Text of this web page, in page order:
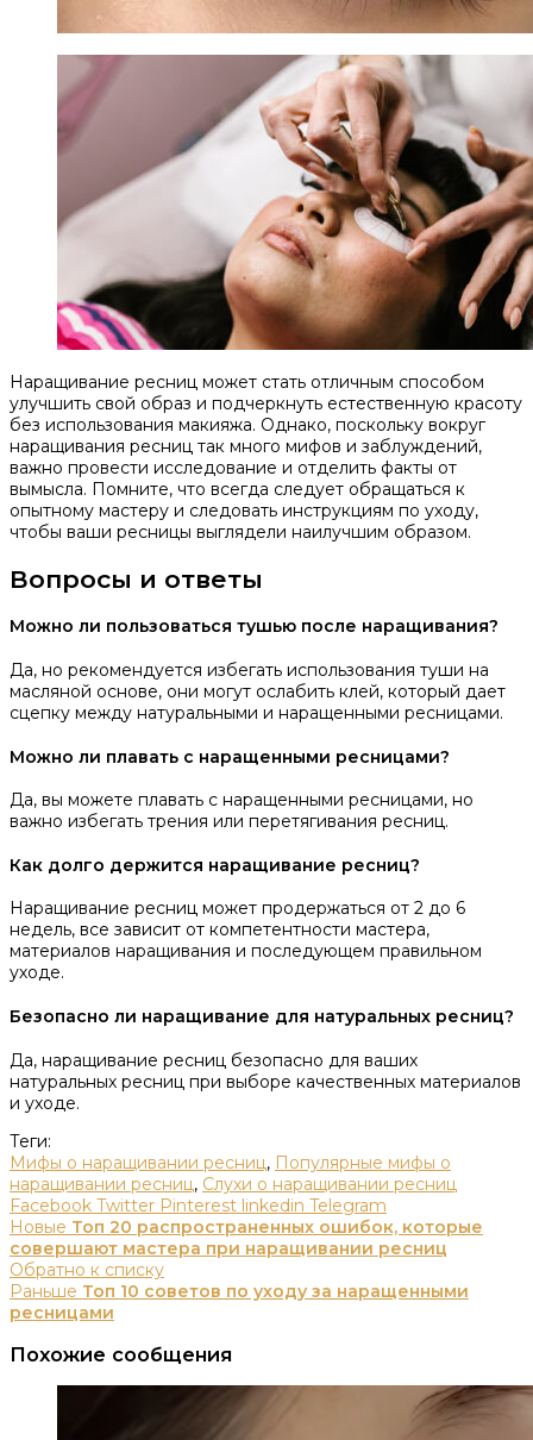
Наращивание ресниц может стать отличным способом
улучшить свой образ и подчеркнуть естественную красоту
без использования макияжа. Однако, поскольку вокруг
наращивания ресниц так много мифов и заблуждений,
важно провести исследование и отделить факты от
вымысла. Помните, что всегда следует обращаться к
опытному мастеру и следовать инструкциям по уходу,
чтобы ваши ресницы выглядели наилучшим образом.
Вопросы и ответы
Можно ли пользоваться тушью после наращивания?
Да, но рекомендуется избегать использования туши на
масляной основе, они могут ослабить клей, который дает
сцепку между натуральными и наращенными ресницами.
Можно ли плавать с наращенными ресницами?
Да, вы можете плавать с наращенными ресницами, но
важно избегать трения или перетягивания ресниц.
Как долго держится наращивание ресниц?
Наращивание ресниц может продержаться от 2 до 6
недель, все зависит от компетентности мастера,
материалов наращивания и последующем правильном
уходе.
Безопасно ли наращивание для натуральных ресниц?
Да, наращивание ресниц безопасно для ваших
натуральных ресниц при выборе качественных материалов
и уходе.
Теги:
Мифы о наращивании ресниц, Популярные мифы о
наращивании ресниц, Слухи о наращивании ресниц
Facebook Twitter Pinterest linkedin Telegram
Новые Топ 20 распространенных ошибок, которые
совершают мастера при наращивании ресниц
Обратно к списку
Раньше Топ 10 советов по уходу за наращенными
ресницами
Похожие сообщения